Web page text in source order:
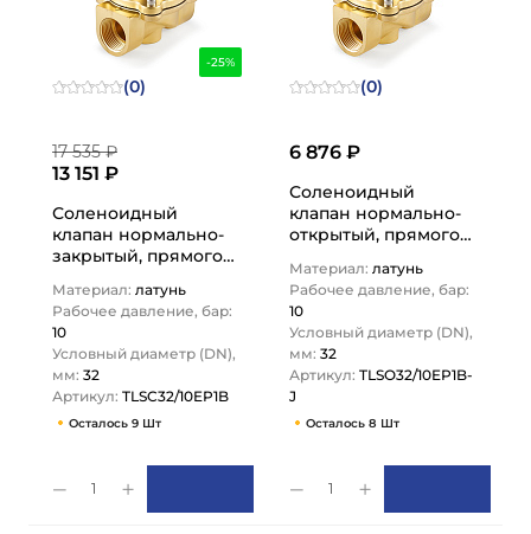
-25%
(0)
17 535 ₽
13 151 ₽
Соленоидный
клапан нормально-
закрытый, прямого
Латунь/EPDM, DN32,…
Материал: латунь
Рабочее давление, бар:
10
Условный диаметр (DN),
мм: 32
Артикул: TLSC32/10EP1B
Осталось 9 Шт
1
(0)
6 876 ₽
Соленоидный
клапан нормально-
открытый, прямого
Латунь/EPDM, DN32,…
Материал: латунь
Рабочее давление, бар:
10
Условный диаметр (DN),
мм: 32
Артикул: TLSO32/10EP1B-
J
Осталось 8 Шт
1